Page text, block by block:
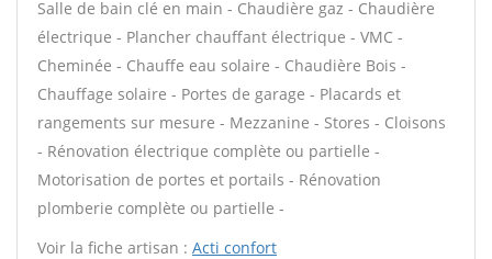
Salle de bain clé en main - Chaudière gaz - Chaudière
électrique - Plancher chauffant électrique - VMC -
Cheminée - Chauffe eau solaire - Chaudière Bois -
Chauffage solaire - Portes de garage - Placards et
rangements sur mesure - Mezzanine - Stores - Cloisons
- Rénovation électrique complète ou partielle -
Motorisation de portes et portails - Rénovation
plomberie complète ou partielle -
Voir la fiche artisan : Acti confort